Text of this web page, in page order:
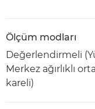
Ölçüm modları
Değerlendirmeli
Merkez ağırlıklı
kareli)